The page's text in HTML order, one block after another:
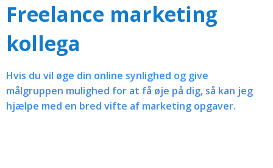
Freelance marketing
kollega
Hvis du vil øge din online synlighed og give
målgruppen mulighed for at få øje på dig, så kan jeg
hjælpe med en bred vifte af marketing opgaver.